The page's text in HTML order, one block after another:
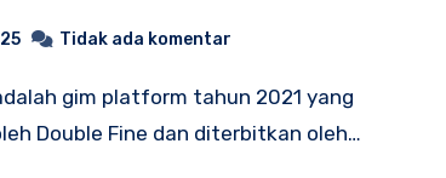
Tidak ada komentar
Double Fine dan diterbitkan oleh…